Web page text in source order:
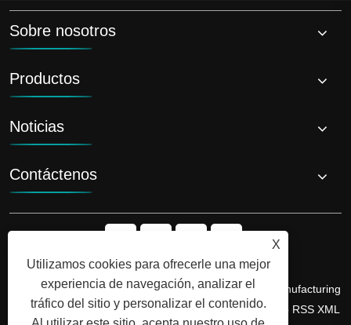
Sobre nosotros
Productos
Noticias
Contáctenos
Copyright © 2026 Shandong Luyi Dedicated Vehicle Manufacturing
Co., Ltd. Todos los derechos reservados.Links Sitemap RSS XML
X
Utilizamos cookies para ofrecerle una mejor
experiencia de navegación, analizar el
tráfico del sitio y personalizar el contenido.